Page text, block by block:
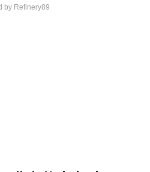
by Refinery89